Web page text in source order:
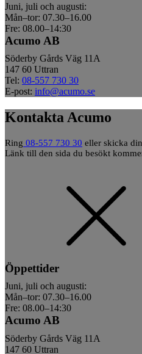
Juni, juli och augusti:
Mån–tor: 07.30–16.00
Fre: 08.00–14:30
Acumo AB
Söderby Gårds Väg 11A
147 60 Uttran
Tel: 08-557 730 30
E-post: info@acumo.se
Kontakta Acumo
Ring 08-557 730 30 eller skicka
Länk till den sida du besökt
Öppettider
Juni, juli och augusti:
Mån–tor: 07.30–16.00
Fre: 08.00–14:30
Acumo AB
Söderby Gårds Väg 11A
147 60 Uttran